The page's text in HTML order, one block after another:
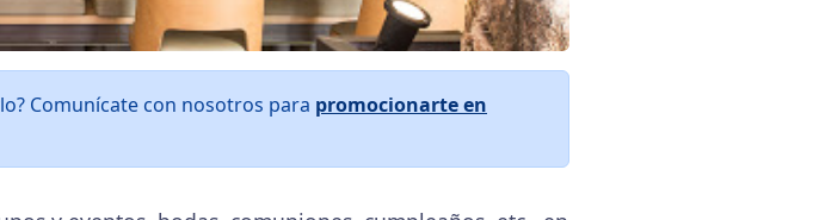
Comunícate con nosotros para promocionarte en